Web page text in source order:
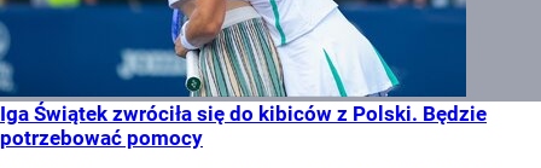
Iga Świątek zwróciła się do kibiców z Polski. Będzie
potrzebować pomocy